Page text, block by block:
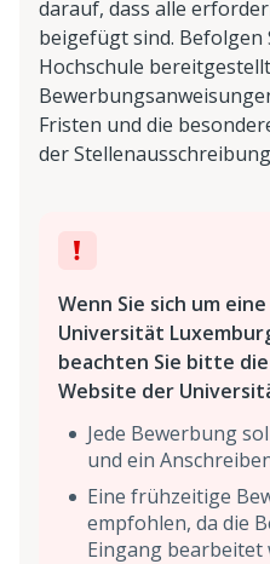
darauf, dass alle
beigefügt sind. Befolgen
Hochschule
Fristen und die
der
Wenn Sie sich um
Universität
beachten Sie bitte
Website der
Jede Bewerbung
und ein
Eine frühzeitige
empfohlen, da die
Eingang bearbeitet